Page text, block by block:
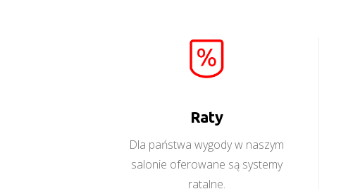
Axel AX6
Więcej
Raty
Dla państwa wygody w naszym
salonie oferowane są systemy
ratalne.